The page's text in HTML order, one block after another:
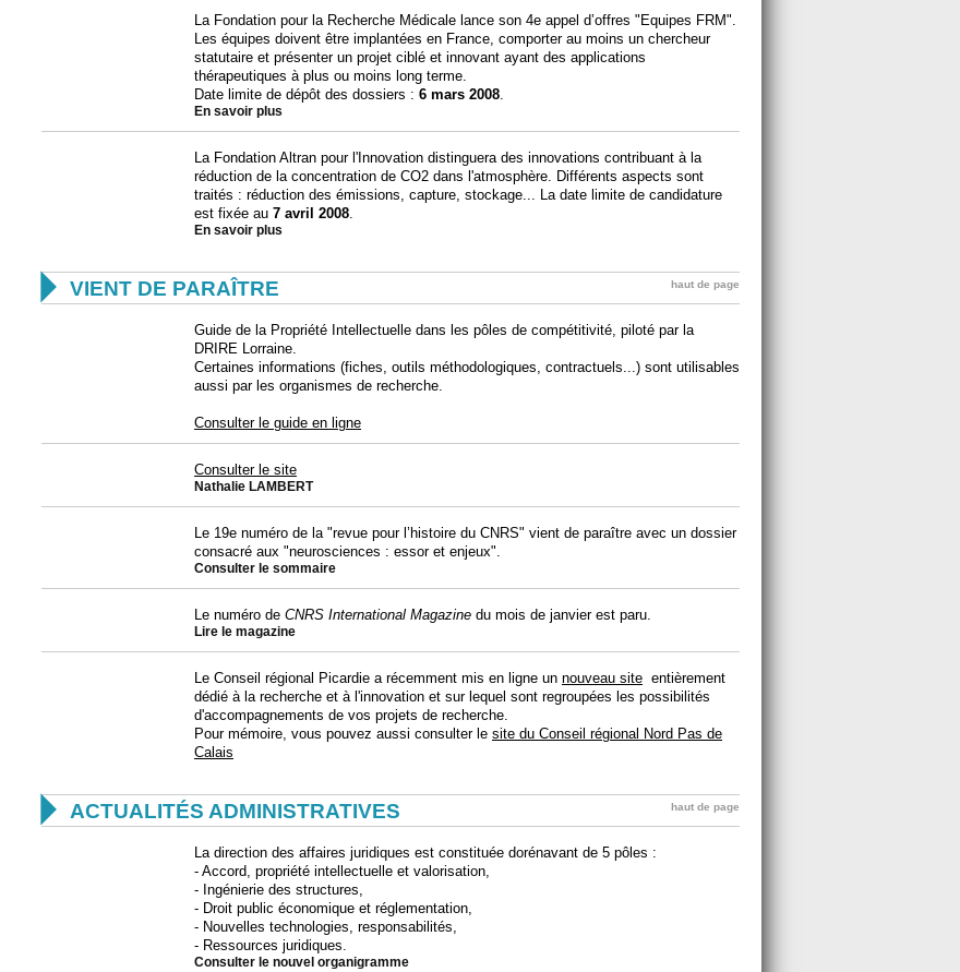
La Fondation pour la Recherche Médicale lance son 4e appel d’offres "Equipes FRM".
Les équipes doivent être implantées en France, comporter au moins un chercheur
statutaire et présenter un projet ciblé et innovant ayant des applications
thérapeutiques à plus ou moins long terme.
Date limite de dépôt des dossiers : 6 mars 2008
En savoir plus
La Fondation Altran pour l'Innovation distinguera des innovations contribuant à la
réduction de la concentration de CO2 dans l'atmosphère. Différents aspects sont
traités : réduction des émissions, capture, stockage... La date limite de candidature
est fixée au 7 avril 2008
En savoir plus
 VIENT DE PARAÎTRE haut de page
Guide de la Propriété Intellectuelle dans les pôles de compétitivité, piloté par la
DRIRE Lorraine.
Certaines informations (fiches, outils méthodologiques, contractuels...) sont utilisables
aussi par les organismes de recherche.
Consulter le guide en ligne
Consulter le site
Nathalie LAMBERT
Le 19e numéro de la "revue pour l’histoire du CNRS" vient de paraître avec un dossier
consacré aux "neurosciences : essor et enjeux".
Consulter le sommaire
Le numéro de CNRS International Magazine du mois de janvier est paru.
Lire le magazine
Le Conseil régional Picardie a récemment mis en ligne un nouveau site entièrement
dédié à la recherche et à l'innovation et sur lequel sont regroupées les possibilités
d'accompagnements de vos projets de recherche.
Pour mémoire, vous pouvez aussi consulter le site du Conseil régional Nord Pas de
Calais
 ACTUALITÉS ADMINISTRATIVES haut de page
La direction des affaires juridiques est constituée dorénavant de 5 pôles :
- Accord, propriété intellectuelle et valorisation,
- Ingénierie des structures,
- Droit public économique et réglementation,
- Nouvelles technologies, responsabilités,
- Ressources juridiques.
Consulter le nouvel organigramme